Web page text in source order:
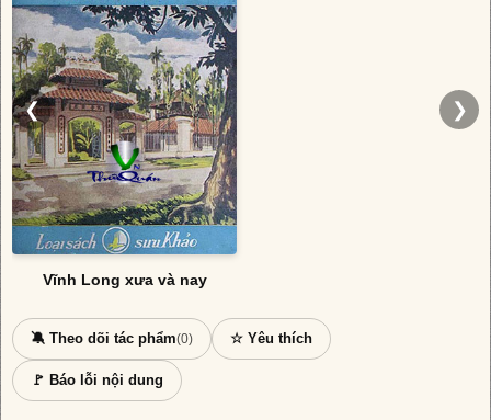
❮
Vĩnh Long xưa và nay
❯
🔕 Theo dõi tác phẩm(0) ☆ Yêu thích
🚩 Báo lỗi nội dung